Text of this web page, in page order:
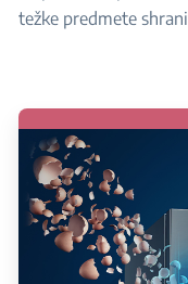
težke predmete